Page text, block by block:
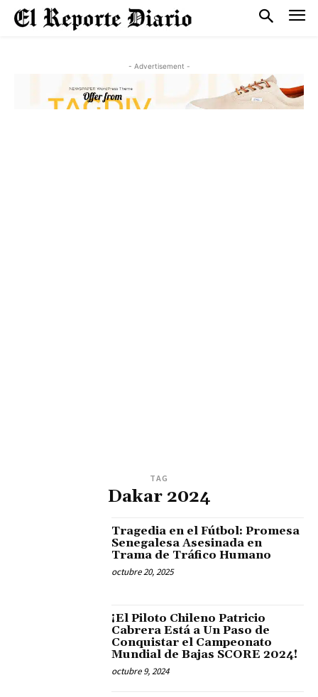
- Advertisement -
TAG
Dakar 2024
Tragedia en el Fútbol: Promesa
Senegalesa Asesinada en
Trama de Tráfico Humano
octubre 20, 2025
¡El Piloto Chileno Patricio
Cabrera Está a Un Paso de
Conquistar el Campeonato
Mundial de Bajas SCORE 2024!
octubre 9, 2024